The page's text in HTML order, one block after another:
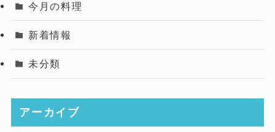
今月の料理
新着情報
未分類
アーカイブ